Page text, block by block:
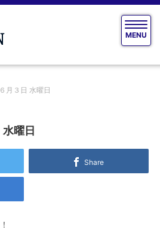
T
o
g
MENU
月３日 水曜日
曜日
Share